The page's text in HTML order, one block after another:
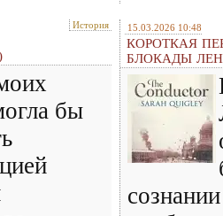
История
бы
15.03.2026 10:48
КОРОТКАЯ
БЛОКАДЫ